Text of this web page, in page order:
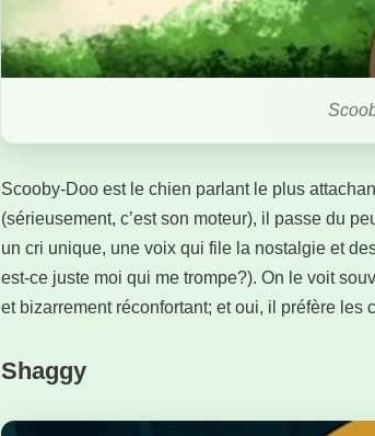
Scooby-Doo est le chien parlant le plus
(sérieusement, c’est son moteur), il passe du
un cri unique, une voix qui file la nostalgie et
est-ce juste moi qui me trompe?). On le voit
et bizarrement réconfortant; et oui, il préfère
Shaggy